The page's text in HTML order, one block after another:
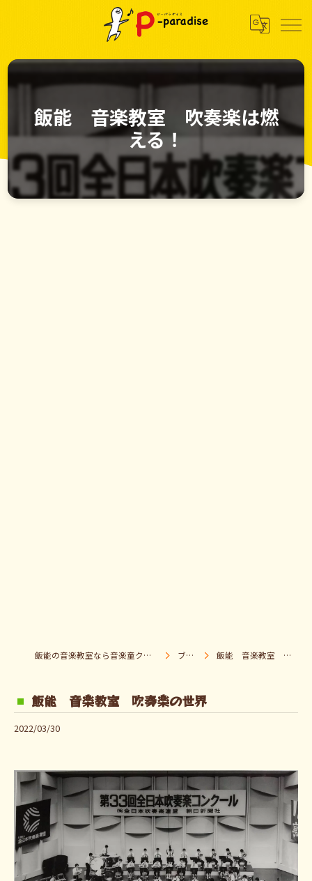
飯能 音楽教室 吹奏楽は燃
える！
飯能の音楽教室なら音楽童クラブ Pパラダイス ブログ 飯能 音楽教室 吹奏楽の世界
飯能 音楽教室 吹奏楽の世界
2022/03/30